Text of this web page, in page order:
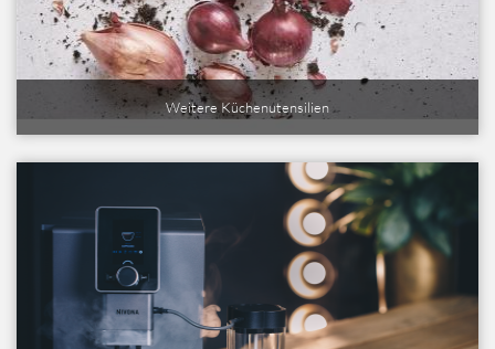
Weitere Küchenutensilien